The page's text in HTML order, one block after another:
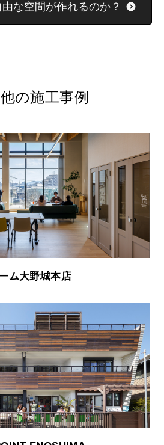
な空間が作れるのか？
の施工事例
ム大野城本店